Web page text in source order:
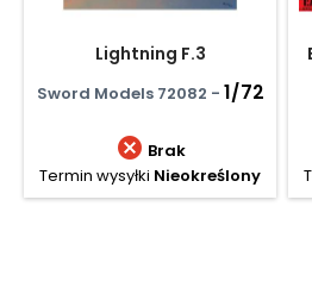
Lightning F.3
Sword Models 72082 - 1/72
 Brak
Termin wysyłki Nieokreślony